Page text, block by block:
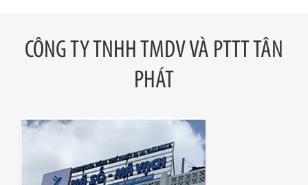
CÔNG TY TNHH TMDV VÀ PTTT TÂN
PHÁT